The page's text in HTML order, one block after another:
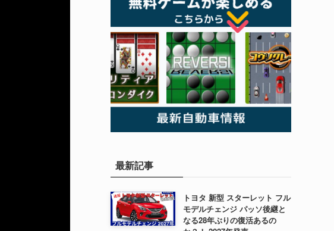
最新記事
トヨタ 新型 スターレット フル
モデルチェンジ パッソ後継と
なる28年ぶりの復活あるの